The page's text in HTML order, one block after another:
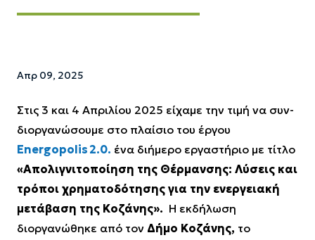
Απρ 09, 2025
Στις 3 και 4 Απριλίου 2025 είχαμε την τιμή να συν-
διοργανώσουμε στο πλαίσιο του έργου
Energopolis 2.0. ένα διήμερο εργαστήριο με τίτλο
«Απολιγνιτοποίηση της Θέρμανσης: Λύσεις και
τρόποι χρηµατοδότησης για την ενεργειακή
µετάβαση της Κοζάνης». Η εκδήλωση
διοργανώθηκε από τον Δήμο Κοζάνης, το